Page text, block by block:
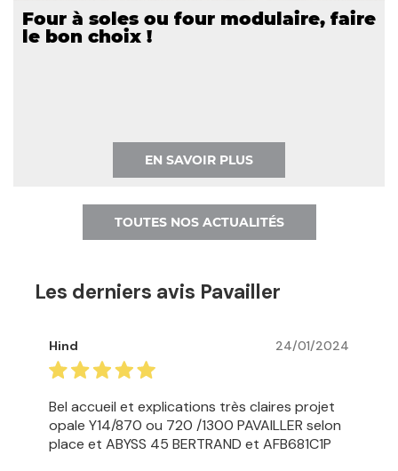
Four à soles ou four modulaire, faire
le bon choix !
EN SAVOIR PLUS
TOUTES NOS ACTUALITÉS